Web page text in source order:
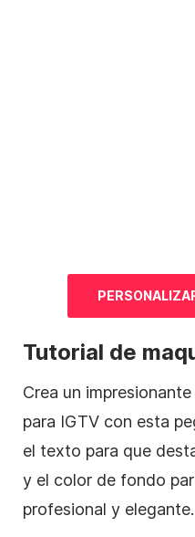
Tutorial de
Crea un
para IGTV con esta
el texto para que
y el color de fondo
profesional y elegante.